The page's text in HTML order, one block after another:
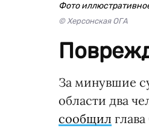
Фото
© Херсонская ОГА
За минувшие
области два
сообщил